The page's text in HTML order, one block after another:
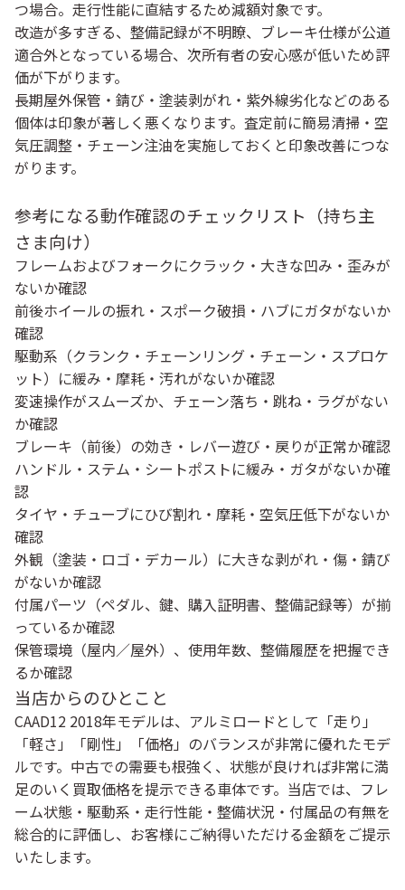
つ場合。走行性能に直結するため減額対象です。
改造が多すぎる、整備記録が不明瞭、ブレーキ仕様が公道
適合外となっている場合、次所有者の安心感が低いため評
価が下がります。
長期屋外保管・錆び・塗装剥がれ・紫外線劣化などのある
個体は印象が著しく悪くなります。査定前に簡易清掃・空
気圧調整・チェーン注油を実施しておくと印象改善につな
がります。
参考になる動作確認のチェックリスト（持ち主
さま向け）
フレームおよびフォークにクラック・大きな凹み・歪みが
ないか確認
前後ホイールの振れ・スポーク破損・ハブにガタがないか
確認
駆動系（クランク・チェーンリング・チェーン・スプロケ
ット）に緩み・摩耗・汚れがないか確認
変速操作がスムーズか、チェーン落ち・跳ね・ラグがない
か確認
ブレーキ（前後）の効き・レバー遊び・戻りが正常か確認
ハンドル・ステム・シートポストに緩み・ガタがないか確
認
タイヤ・チューブにひび割れ・摩耗・空気圧低下がないか
確認
外観（塗装・ロゴ・デカール）に大きな剥がれ・傷・錆び
がないか確認
付属パーツ（ペダル、鍵、購入証明書、整備記録等）が揃
っているか確認
保管環境（屋内／屋外）、使用年数、整備履歴を把握でき
るか確認
当店からのひとこと
CAAD12 2018年モデルは、アルミロードとして「走り」
「軽さ」「剛性」「価格」のバランスが非常に優れたモデ
ルです。中古での需要も根強く、状態が良ければ非常に満
足のいく買取価格を提示できる車体です。当店では、フレ
ーム状態・駆動系・走行性能・整備状況・付属品の有無を
総合的に評価し、お客様にご納得いただける金額をご提示
いたします。